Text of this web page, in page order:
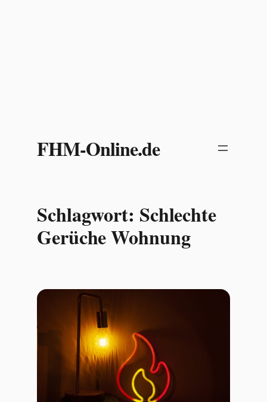
springenFHM-Online.de
Schlagwort: Schlechte
Gerüche Wohnung